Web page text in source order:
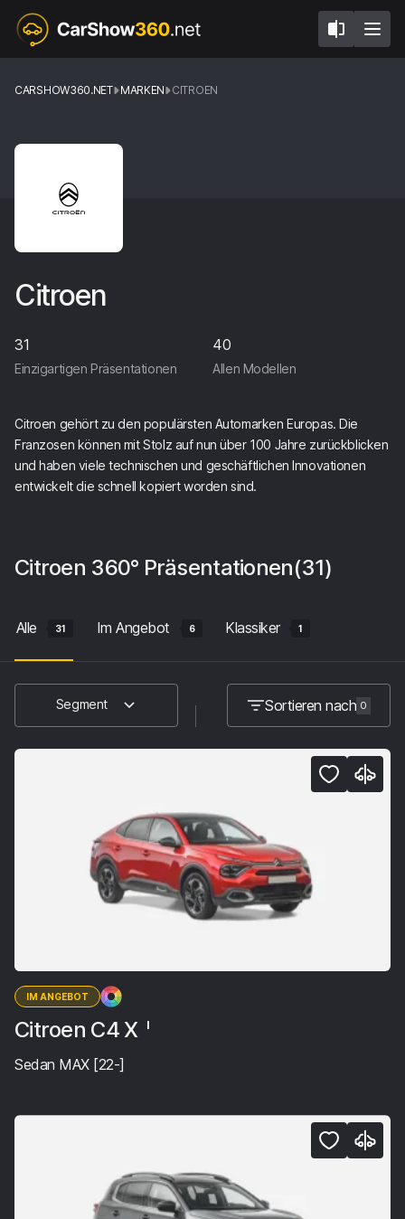
CARSHOW360.NET MARKEN CITROEN
Citroen
31
Einzigartigen Präsentationen
40
Allen Modellen
Citroen gehört zu den populärsten Automarken Europas. Die
Franzosen können mit Stolz auf nun über 100 Jahre zurückblicken
und haben viele technischen und geschäftlichen Innovationen
entwickelt die schnell kopiert worden sind.
Citroen 360° Präsentationen(31)
Alle 31 Im Angebot 6 Klassiker 1
Segment Sortieren nach 0
IM ANGEBOT
Citroen C4 X I
Sedan MAX [22-]